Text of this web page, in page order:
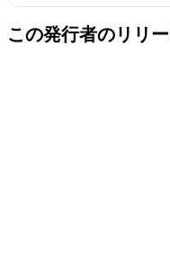
この発行者のリリ